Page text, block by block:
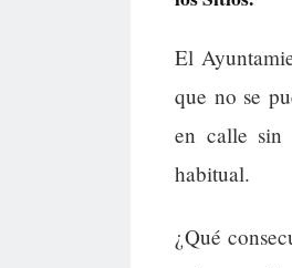
El
que no se
en calle sin
habitual.
¿Qué